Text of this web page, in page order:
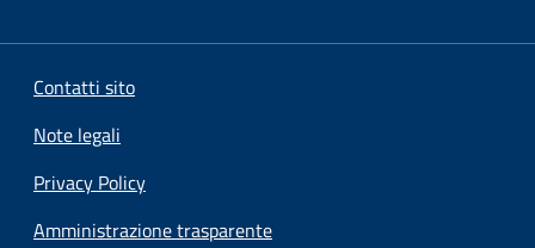
Contatti sito
Note legali
Privacy Policy
Amministrazione trasparente